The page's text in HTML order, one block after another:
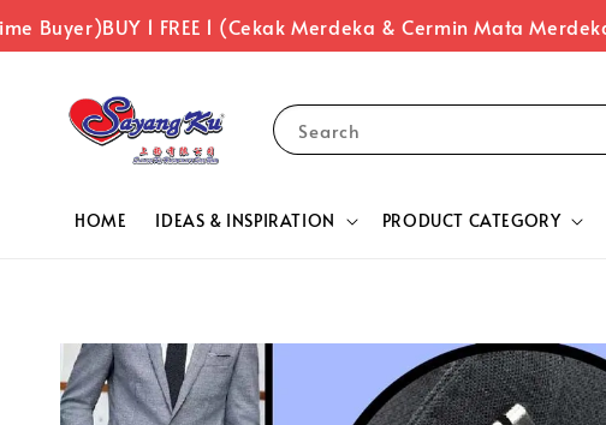
Buyer)BUY 1 FREE 1 (Cekak Merdeka & Cermin Mata Merdeka)
Search
HOME IDEAS & INSPIRATION PRODUCT CATEGORY